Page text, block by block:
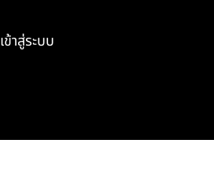
เข้าสู่ระบบ